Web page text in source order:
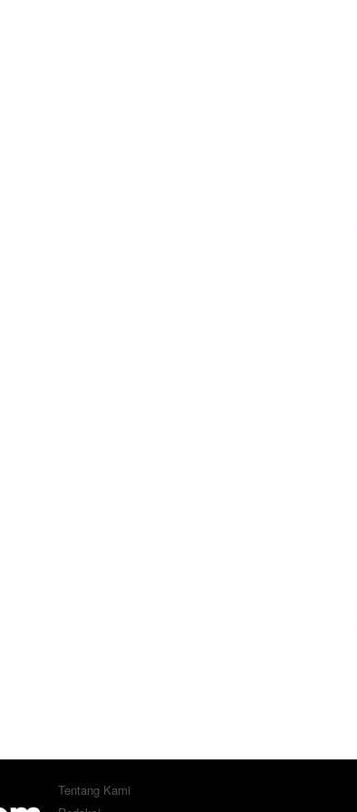
Tentang Kami